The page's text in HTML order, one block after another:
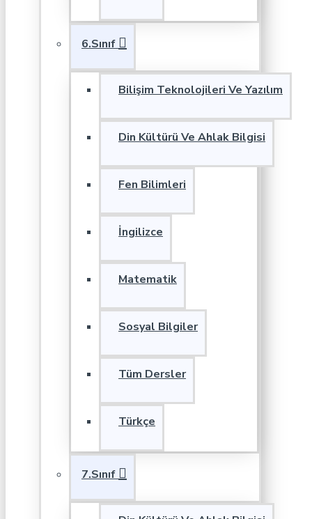
6.Sınıf
Bilişim Teknolojileri Ve Yazılım
Din Kültürü Ve Ahlak Bilgisi
Fen Bilimleri
İngilizce
Matematik
Sosyal Bilgiler
Tüm Dersler
Türkçe
7.Sınıf